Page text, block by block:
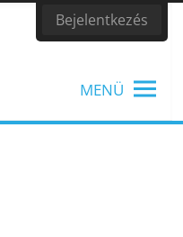
Bejelentkezés
MENÜ